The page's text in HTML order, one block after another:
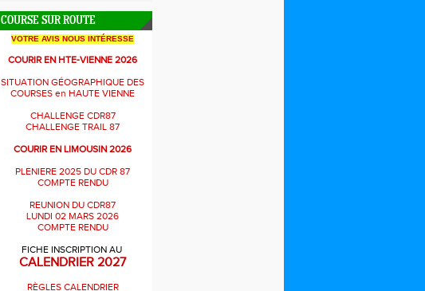
COURSE SUR ROUTE
VOTRE AVIS NOUS INTÉRESSE
COURIR EN HTE-VIENNE 2026
SITUATION GÉOGRAPHIQUE DES
COURSES en HAUTE VIENNE
CHALLENGE CDR87
CHALLENGE TRAIL 87
COURIR EN LIMOUSIN 2026
PLENIERE 2025 DU CDR 87
COMPTE RENDU
REUNION DU CDR87
LUNDI 02 MARS 2026
COMPTE RENDU
FICHE INSCRIPTION AU
CALENDRIER 2027
RÈGLES CALENDRIER